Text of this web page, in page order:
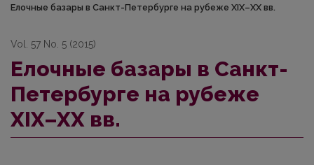
Елочные базары в Санкт-Петербурге на рубеже XIX–XX вв.
Vol. 57 No. 5 (2015)
Елочные базары в Санкт-
Петербурге на рубеже
XIX–XX вв.